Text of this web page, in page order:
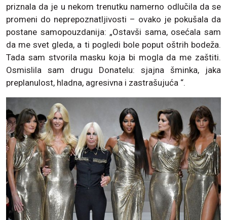
priznala da je u nekom trenutku namerno odlučila da se
promeni do neprepoznatljivosti – ovako je pokušala da
postane samopouzdanija: „Ostavši sama, osećala sam
da me svet gleda, a ti pogledi bole poput oštrih bodeža.
Tada sam stvorila masku koja bi mogla da me zaštiti.
Osmislila sam drugu Donatelu: sjajna šminka, jaka
preplanulost, hladna, agresivna i zastrašujuća “.